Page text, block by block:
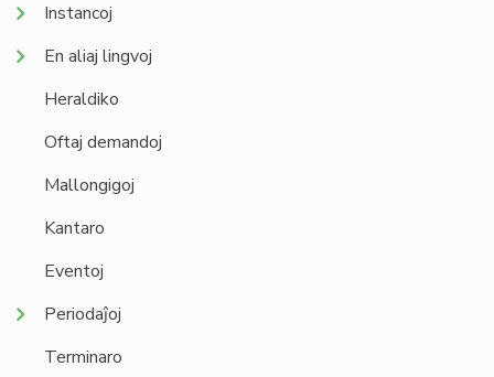
Instancoj
En aliaj lingvoj
Heraldiko
Oftaj demandoj
Mallongigoj
Kantaro
Eventoj
Periodaĵoj
Terminaro